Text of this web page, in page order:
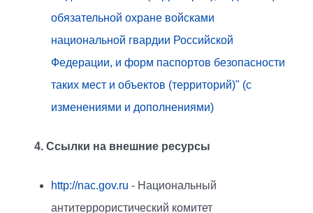
обязательной охране войсками
национальной гвардии Российской
Федерации, и форм паспортов безопасности
таких мест и объектов (территорий)" (с
изменениями и дополнениями)
4. Ссылки на внешние ресурсы
http://nac.gov.ru - Национальный
антитеррористический комитет